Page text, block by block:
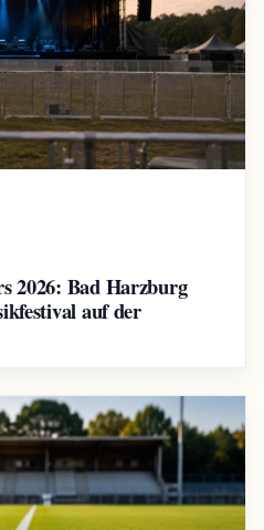
2026: Bad Harzburg
auf der